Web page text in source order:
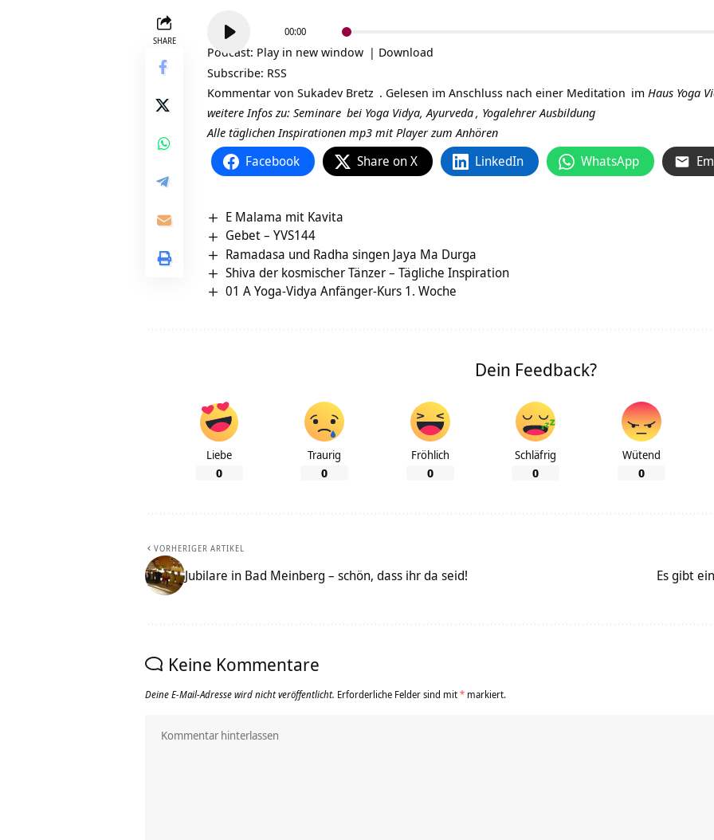
SHARE
Player
00:00
Podcast: Play in new window | Download
Subscribe: RSS
Kommentar von Sukadev Bretz . Gelesen im Anschluss nach einer Meditation im Haus Yoga
weitere Infos zu: Seminare bei Yoga Vidya,Ayurveda, Yogalehrer Ausbildung
Alle täglichen Inspirationen mp3 mit Player zum Anhören
Facebook Share on X LinkedIn WhatsApp
E Malama mit Kavita
Gebet – YVS144
Ramadasa und Radha singen Jaya Ma Durga
Shiva der kosmischer Tänzer – Tägliche Inspiration
01 A Yoga-Vidya Anfänger-Kurs 1. Woche
Dein Feedback?
Liebe
0
Traurig
0
Fröhlich
0
Schläfrig
0
Wütend
0
VORHERIGER ARTIKEL
Jubilare in Bad Meinberg – schön, dass ihr da seid! Es gibt
Keine Kommentare
Deine E-Mail-Adresse wird nicht veröffentlicht. Erforderliche Felder sind mit* markiert.